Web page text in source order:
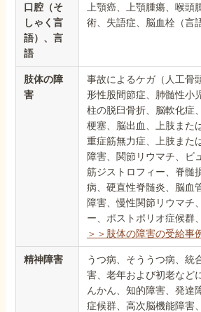
口腔（そ
しゃく言
語）、言
語
上顎癌、上顎腫瘍、喉頭
術、失語症、脳血栓（言
肢体の障
害
事故によるケガ（人工骨
形性股間節症、肺髄性小
柱の脱臼骨折、脳軟化症
梗塞、脳出血、上肢また
重症筋無力症、上肢また
障害、関節リウマチ、ビ
筋ジストロフィー、脊髄
病、硬直性脊髄炎、脳血
障害、慢性関節リウマチ
ー、ポストポリオ症候群
＞＞肢体の障害の受給事
精神障害
うつ病、そううつ病、統
害、老年および初老など
んかん、知的障害、発達
症候群、高次脳機能障害